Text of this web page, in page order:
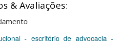
& Avaliações:
- escritório de advocacia -